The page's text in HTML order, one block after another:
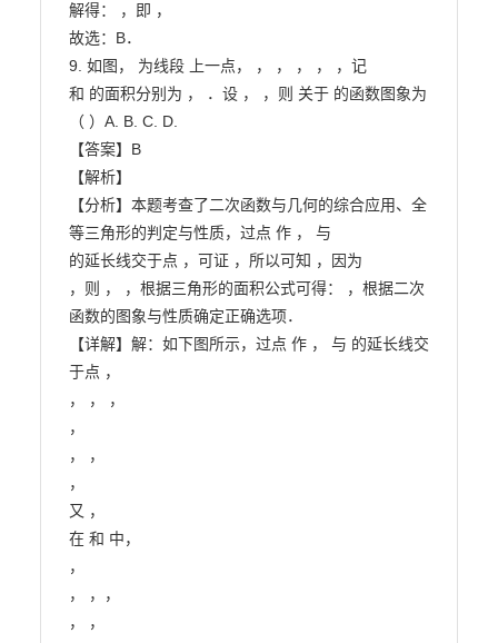
解得： ，即 ，
故选：B．
9. 如图， 为线段 上一点， ， ， ， ， ，记
和 的面积分别为 ， ．设 ， ，则 关于 的函数图象为
（ ）A. B. C. D.
【答案】B
【解析】
【分析】本题考查了二次函数与几何的综合应用、全
等三角形的判定与性质，过点 作 ， 与
的延长线交于点 ，可证 ，所以可知 ，因为
，则 ， ，根据三角形的面积公式可得： ，根据二次
函数的图象与性质确定正确选项．
【详解】解：如下图所示，过点 作 ， 与 的延长线交
于点 ，
， ， ，
，
， ，
，
又 ，
在 和 中，
，
， ，，
， ，